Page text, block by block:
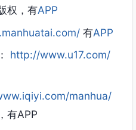
权，有APP
有APP
http://www.u17.com/
manhua/
有APP